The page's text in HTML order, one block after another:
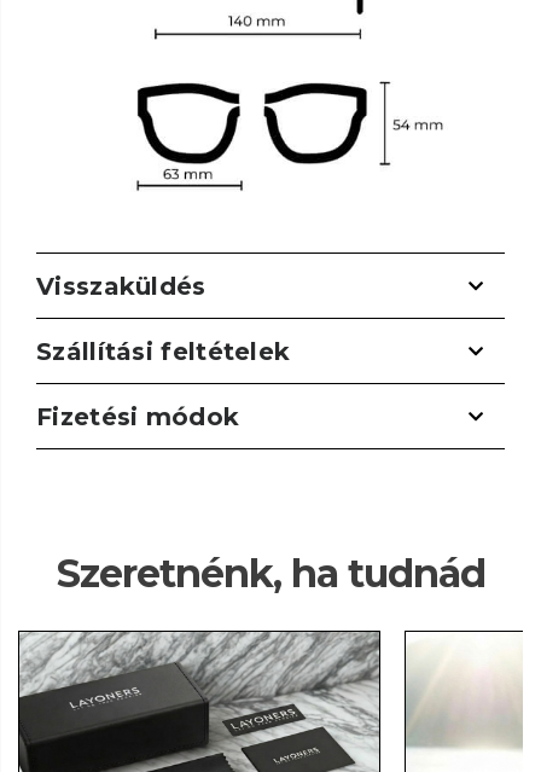
Visszaküldés
Szállítási feltételek
Fizetési módok
Szeretnénk, ha tudnád